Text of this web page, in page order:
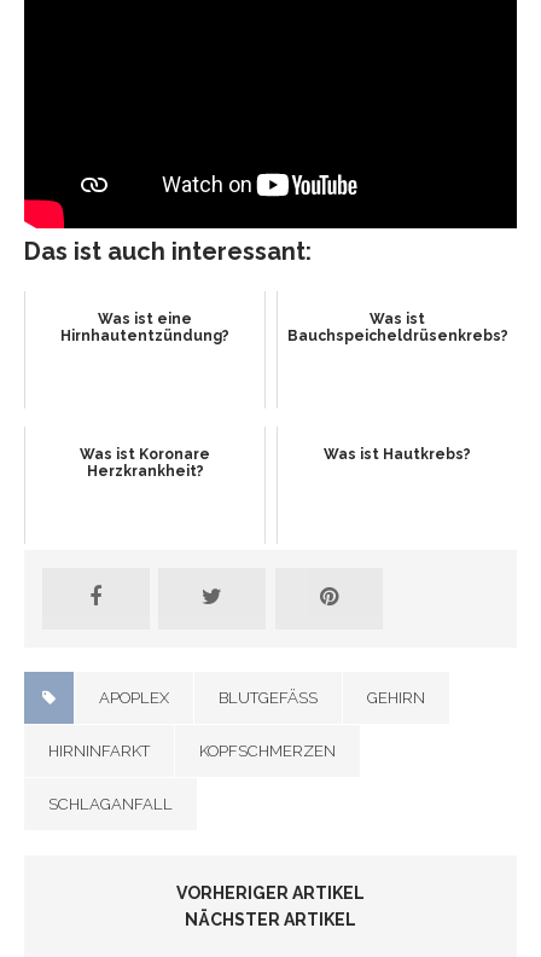
Das ist auch interessant:
Was ist eine
Hirnhautentzündung?
Was ist
Bauchspeicheldrüsenkrebs?
Was ist Koronare
Herzkrankheit?
Was ist Hautkrebs?
APOPLEX BLUTGEFÄSS GEHIRN
HIRNINFARKT KOPFSCHMERZEN
SCHLAGANFALL
VORHERIGER ARTIKEL
NÄCHSTER ARTIKEL